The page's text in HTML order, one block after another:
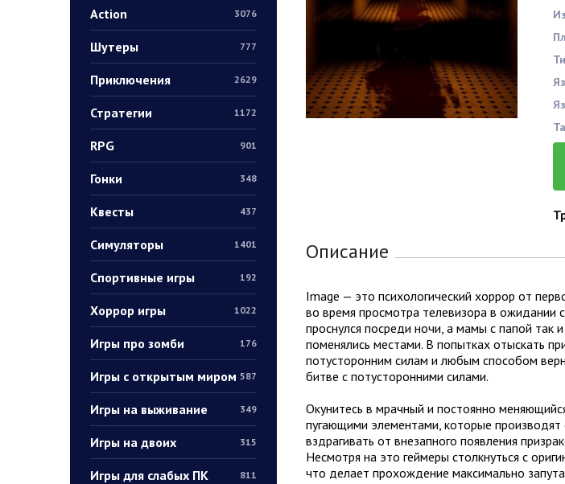
Action 3076
Шутеры 777
Приключения 2629
Стратегии 1172
RPG 901
Гонки 348
Квесты 437
Симуляторы 1401
Спортивные игры 192
Хоррор игры 1022
Игры про зомби 176
Игры с открытым миром 587
Игры на выживание 349
Игры на двоих 315
Игры для слабых ПК 811
Описание
Image — это психологический хоррор от
во время просмотра телевизора в ожидании
проснулся посреди ночи, а мамы с папой так
поменялись местами. В попытках отыскать
потусторонним силам и любым способом
битве с потусторонними силами.
Окунитесь в мрачный и постоянно
пугающими элементами, которые
вздрагивать от внезапного появления
Несмотря на это геймеры столкнуться с
что делает прохождение максимально